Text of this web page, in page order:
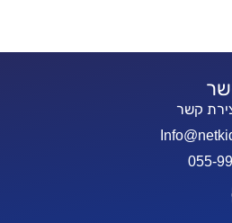
קשר
055-